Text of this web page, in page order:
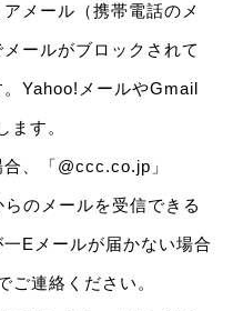
メール（携帯電話のメ
ールがブロックされて
Yahoo!メールやGmail
ます。
、「@ccc.co.jp」
のメールを受信できる
Eメールが届かない場合
連絡ください。